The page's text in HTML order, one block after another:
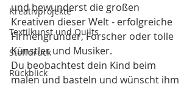
Kreativprojekte
Textilkunst und Quilts
Stoffdruck
Rückblick
und bewunderst die großen
Kreativen dieser Welt - erfolgreiche
Firmengründer, Forscher oder tolle
Künstler und Musiker.
Du beobachtest dein Kind beim
malen und basteln und wünscht ihm